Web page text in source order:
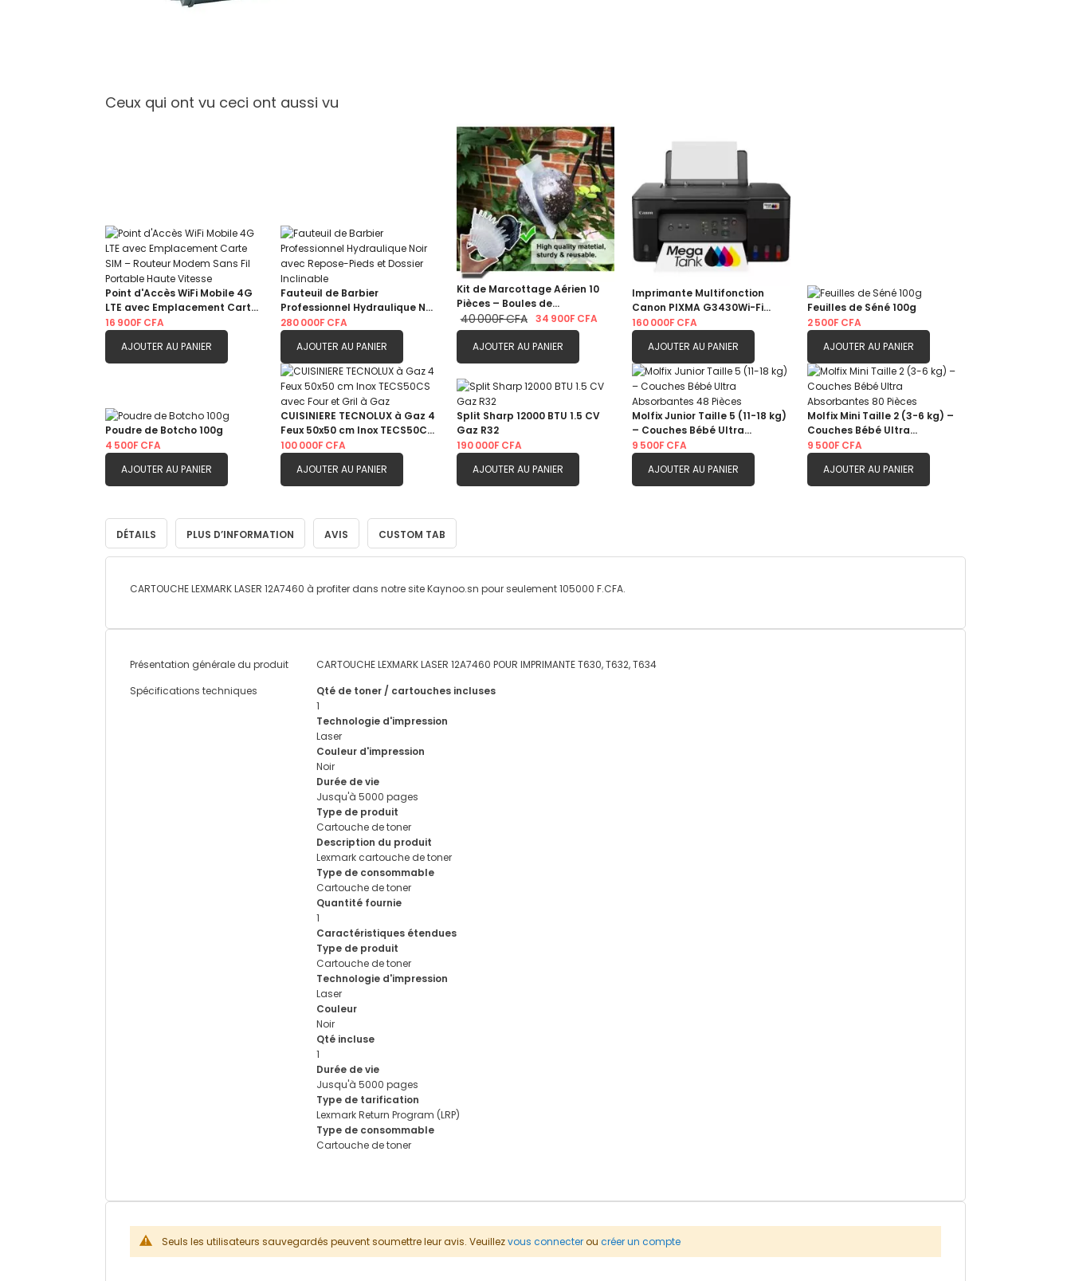
Ceux qui ont vu ceci ont aussi vu
Point d'Accès WiFi Mobile 4G
LTE avec Emplacement Carte
SIM – Routeur Modem Sans Fil
Portable Haute Vitesse
16 900F CFA
AJOUTER AU PANIER
Fauteuil de Barbier
Professionnel Hydraulique Noir
avec Repose-Pieds et Dossier
Inclinable
280 000F CFA
AJOUTER AU PANIER
Kit de Marcottage Aérien 10
Pièces – Boules de
Propagation Réutilisables
Transparentes avec Colliers
de Serrage – Taille M
34 900F CFA
40 000F CFA
AJOUTER AU PANIER
Imprimante Multifonction
Canon PIXMA G3430Wi-Fi
MegaTank A4 Rechargeable
160 000F CFA
AJOUTER AU PANIER
Feuilles de Séné 100g
2 500F CFA
AJOUTER AU PANIER
Poudre de Botcho 100g
4 500F CFA
AJOUTER AU PANIER
CUISINIERE TECNOLUX à Gaz 4
Feux 50x50 cm Inox TECS50CS
avec Four et Gril à Gaz
100 000F CFA
AJOUTER AU PANIER
Split Sharp 12000 BTU 1.5 CV
Gaz R32
190 000F CFA
AJOUTER AU PANIER
Molfix Junior Taille 5 (11-18 kg)
– Couches Bébé Ultra
Absorbantes 48 Pièces
9 500F CFA
AJOUTER AU PANIER
Molfix Mini Taille 2 (3-6 kg) –
Couches Bébé Ultra
Absorbantes 80 Pièces
9 500F CFA
AJOUTER AU PANIER
DÉTAILS PLUS D’INFORMATION AVIS CUSTOM TAB
CARTOUCHE LEXMARK LASER 12A7460 à profiter dans notre site Kaynoo.sn pour seulement 105000 F.CFA.
Plus
Présentation générale du produit
CARTOUCHE LEXMARK LASER 12A7460 POUR IMPRIMANTE T630, T632, T634
Spécifications techniques
Qté de toner / cartouches incluses
1
Technologie d'impression
Laser
Couleur d'impression
Noir
Durée de vie
Jusqu'à 5000 pages
Type de produit
Cartouche de toner
Description du produit
Lexmark cartouche de toner
Type de consommable
Cartouche de toner
Quantité fournie
1
Caractéristiques étendues
Type de produit
Cartouche de toner
Technologie d'impression
Laser
Couleur
Noir
Qté incluse
1
Durée de vie
Jusqu'à 5000 pages
Type de tarification
Lexmark Return Program (LRP)
Type de consommable
Cartouche de toner
Seuls les utilisateurs sauvegardés peuvent soumettre leur avis. Veuillezvous connecterou créer un compte